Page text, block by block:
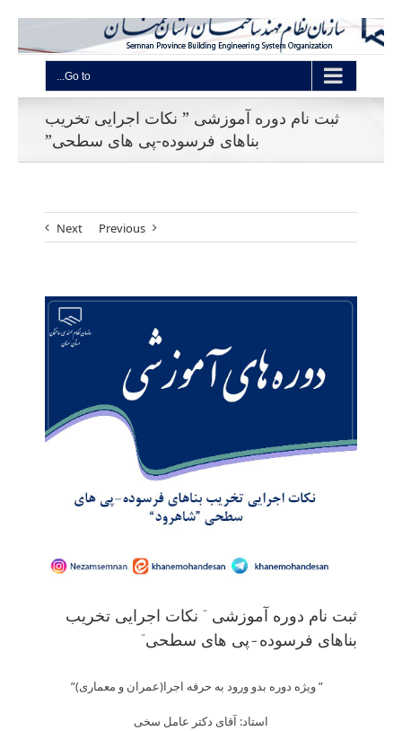
Go to...
ثبت نام دوره آموزشی ” نکات اجرایی تخریب
بناهای فرسوده-پی های سطحی”
Previous
Next
View
ثبت نام دوره آموزشی ” نکات اجرایی تخریب
بناهای فرسوده-پی های سطحی”
” ویژه دوره بدو ورود به حرفه اجرا(عمران و معماری)”
استاد: آقای دکتر عامل سخی